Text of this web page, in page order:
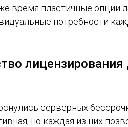
время пластичные опции
потребности
серверных
но каждая из них